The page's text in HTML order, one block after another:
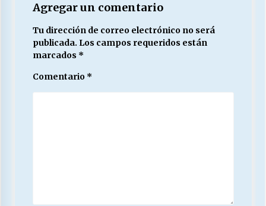
Agregar un comentario
Tu dirección de correo electrónico no será
publicada. Los campos requeridos están
marcados *
Comentario *